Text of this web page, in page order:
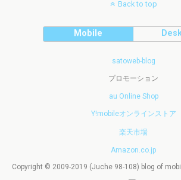
Back to top
Mobile
satoweb-blog
プロモーション
au Online Shop
Y!mobileオンラインストア
楽天市場
Amazon.co.jp
Copyright © 2009-2019 (Juche 98-108) blog of